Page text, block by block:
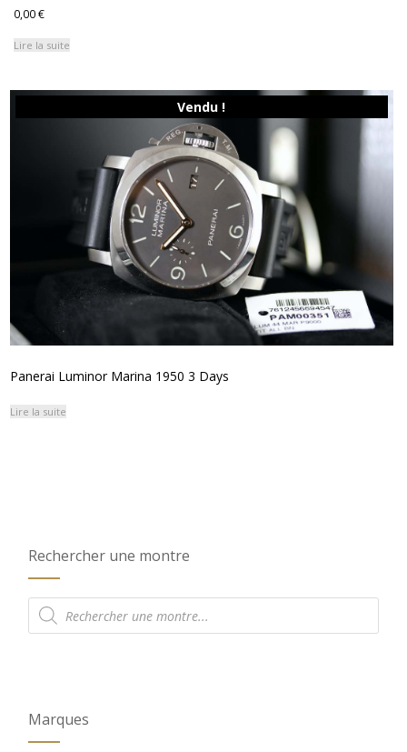
0,00€
Lire la suite
Vendu !
Panerai Luminor Marina 1950 3 Days
Lire la suite
Rechercher une montre
Recherche
de
produits
Marques